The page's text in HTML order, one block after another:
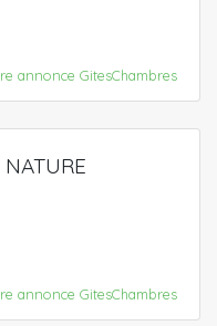
annonce GitesChambres
annonce GitesChambres